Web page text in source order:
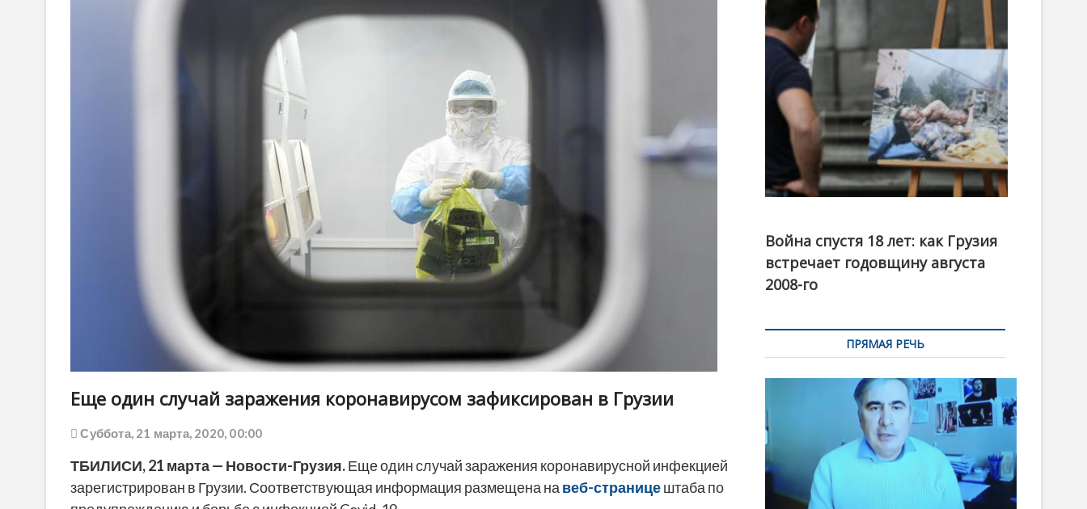
o
n
Еще один случай заражения коронавирусом зафиксирован в Грузии
Суббота, 21 марта, 2020, 00:00
ТБИЛИСИ, 21 марта — Новости-Грузия.Еще один случай заражения коронавирусной инфекцией
зарегистрирован в Грузии. Соответствующая информация размещена на веб-страницештаба по
канал
Война спустя 18 лет: как Грузия
встречает годовщину августа
2008-го
ПРЯМАЯ РЕЧЬ